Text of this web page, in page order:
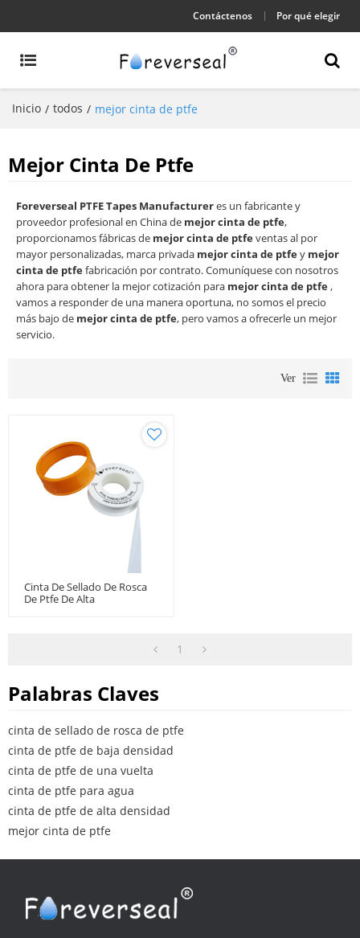
Contáctenos Por qué elegir
Inicio / todos / mejor cinta de ptfe
Mejor Cinta De Ptfe
Foreverseal PTFE Tapes Manufactureres un fabricante y
proveedor profesional en China de mejor cinta de ptfe,
proporcionamos fábricas de mejor cinta de ptfeventas al por
mayor personalizadas, marca privada mejor cinta de ptfey mejor
cinta de ptfefabricación por contrato. Comuníquese con nosotros
ahora para obtener la mejor cotización para mejor cinta de ptfe,
vamos a responder de una manera oportuna, no somos el precio
más bajo de mejor cinta de ptfe, pero vamos a ofrecerle un mejor
servicio.
Ver
Cinta De Sellado De Rosca
De Ptfe De Alta
1
Palabras Claves
cinta de sellado de rosca de ptfe
cinta de ptfe de baja densidad
cinta de ptfe de una vuelta
cinta de ptfe para agua
cinta de ptfe de alta densidad
mejor cinta de ptfe